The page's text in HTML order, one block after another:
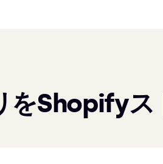
をShopifyス